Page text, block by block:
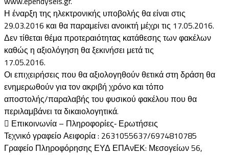
Η έναρξη της ηλεκτρονικής υποβολής θα είναι στις
29.03.2016 και θα παραμείνει ανοικτή μέχρι τις 17.05.2016.
Δεν τίθεται θέμα προτεραιότητας κατάθεσης των φακέλων
καθώς η αξιολόγηση θα ξεκινήσει μετά τις
17.05.2016.
Οι επιχειρήσεις που θα αξιολογηθούν θετικά στη δράση θα
ενημερωθούν για τον ακριβή χρόνο και τόπο
αποστολής/παραλαβής του φυσικού φακέλου που θα
περιλαμβάνει τα δικαιολογητικά.
 Επικοινωνία – Πληροφορίες‐ Ερωτήσεις
Τεχνικό γραφείο Αειφορία : 2631055637/6974810785
Γραφείο Πληροφόρησης ΕΥΔ ΕΠΑνΕΚ: Μεσογείων 56,